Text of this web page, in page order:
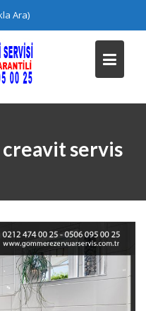
Ara)
creavit servis